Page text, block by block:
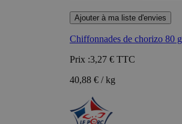
Ajouter à ma liste d'envies
Chiffonnades de chorizo 80 g
Prix :3,27 € TTC
40,88 € / kg